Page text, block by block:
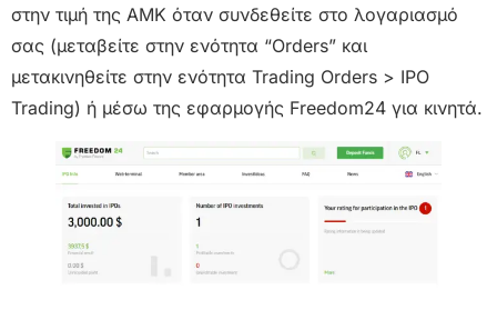
στην τιμή της ΑΜΚ όταν συνδεθείτε στο λογαριασμό
σας (μεταβείτε στην ενότητα “Orders” και
μετακινηθείτε στην ενότητα Trading Orders > IPO
Trading) ή μέσω της εφαρμογής Freedom24 για κινητά.